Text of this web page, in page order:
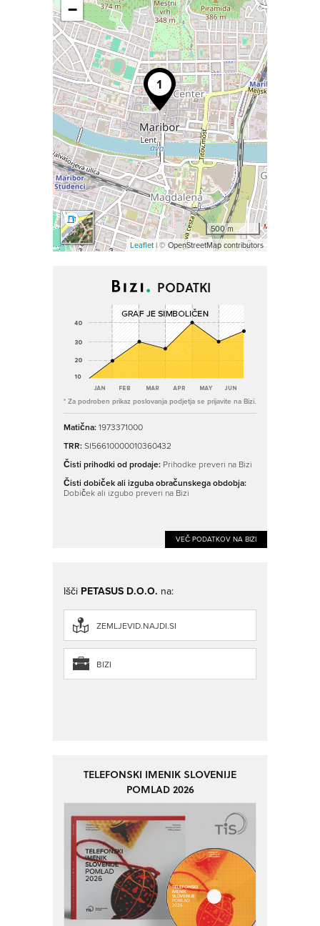
−
500 m
Leaflet| © OpenStreetMap contributors
PODATKI
* Za podroben prikaz poslovanja podjetja se prijavite na Bizi.
Matična:1973371000
TRR:SI56610000010360432
Čisti prihodki od prodaje: Prihodke preveri na Bizi
Čisti dobiček ali izguba obračunskega obdobja:
Dobiček ali izgubo preveri na Bizi
VEČ PODATKOV NA BIZI
Išči PETASUS D.O.O. na:
ZEMLJEVID.NAJDI.SI
BIZI
TELEFONSKI IMENIK SLOVENIJE
POMLAD 2026